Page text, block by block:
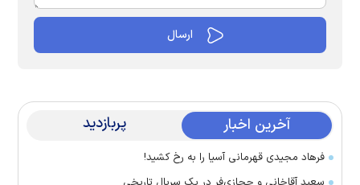
آخرین اخبار پربازدید
فرهاد مجیدی قهرمانی آسیا را به رخ کشید!